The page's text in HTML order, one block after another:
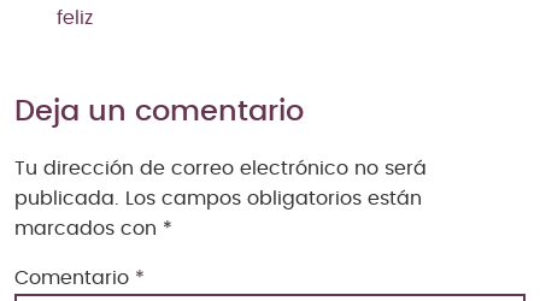
feliz
Deja un comentario
Tu dirección de correo electrónico no será
publicada.
Los campos obligatorios están
marcados con *
Comentario *